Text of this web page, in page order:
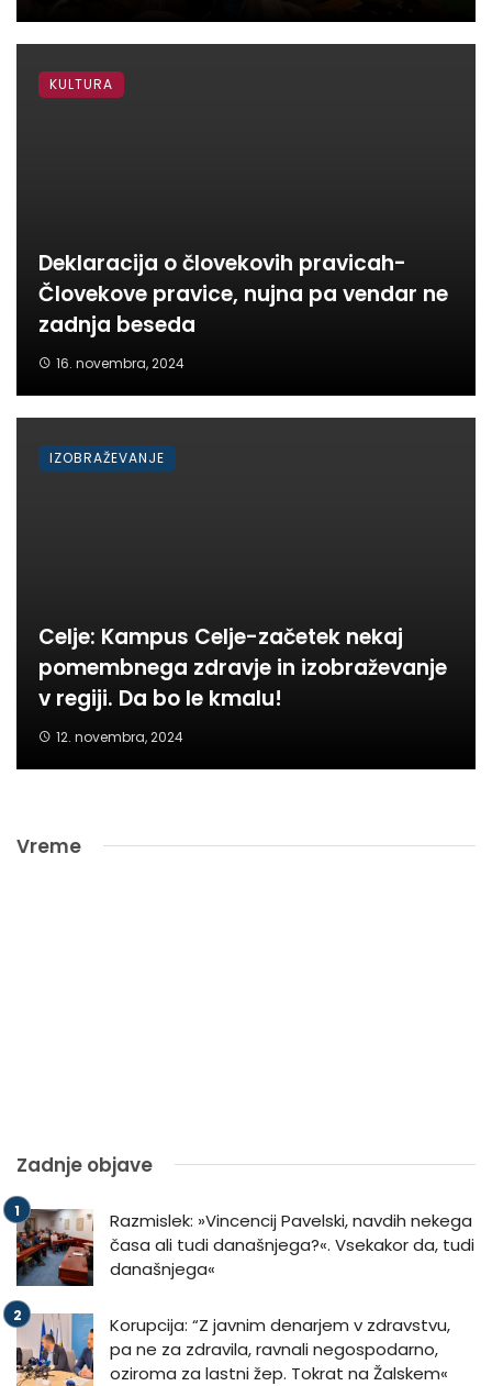
Deklaracija o človekovih pravicah-
Človekove pravice, nujna pa vendar ne
zadnja beseda
16. novembra, 2024
KULTURA
Celje: Kampus Celje-začetek nekaj
pomembnega zdravje in izobraževanje
v regiji. Da bo le kmalu!
12. novembra, 2024
IZOBRAŽEVANJE
Vreme
Zadnje objave
Razmislek: »Vincencij Pavelski, navdih nekega
časa ali tudi današnjega?«. Vsekakor da, tudi
današnjega«
Korupcija: “Z javnim denarjem v zdravstvu,
pa ne za zdravila, ravnali negospodarno,
oziroma za lastni žep. Tokrat na Žalskem«